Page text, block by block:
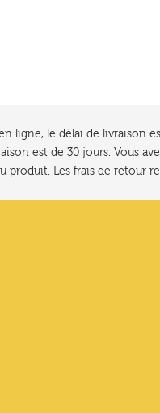
ligne, le délai de livraison
est de 30 jours. Vous
produit. Les frais de retour